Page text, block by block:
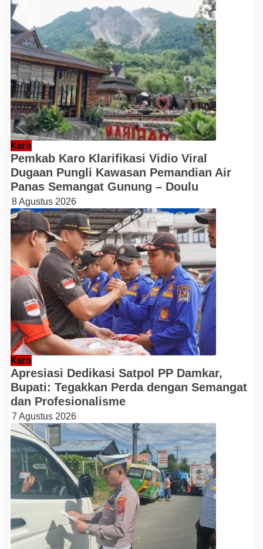
Karo
Pemkab Karo Klarifikasi Vidio Viral
Dugaan Pungli Kawasan Pemandian Air
Panas Semangat Gunung – Doulu
8 Agustus 2026
Karo
Apresiasi Dedikasi Satpol PP Damkar,
Bupati: Tegakkan Perda dengan Semangat
dan Profesionalisme
7 Agustus 2026